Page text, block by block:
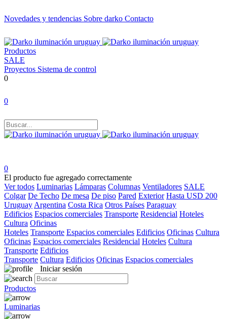
Novedades y tendencias Sobre darko Contacto
Productos
SALE
Proyectos Sistema de control
0
0
0
El producto fue agregado correctamente
Ver todos Luminarias Lámparas Columnas Ventiladores SALE
Colgar De Techo De mesa De piso Pared Exterior Hasta USD 200
Uruguay Argentina Costa Rica Otros Países Paraguay
Edificios Espacios comerciales Transporte Residencial Hoteles
Cultura Oficinas
Hoteles Transporte Espacios comerciales Edificios Oficinas Cultura
Oficinas Espacios comerciales Residencial Hoteles Cultura
Transporte Edificios
Transporte Cultura Edificios Oficinas Espacios comerciales
Iniciar sesión
Productos
Luminarias